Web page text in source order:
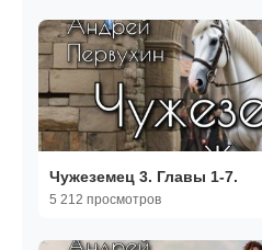
Чужеземец 3. Главы 1-7.
5 212 просмотров